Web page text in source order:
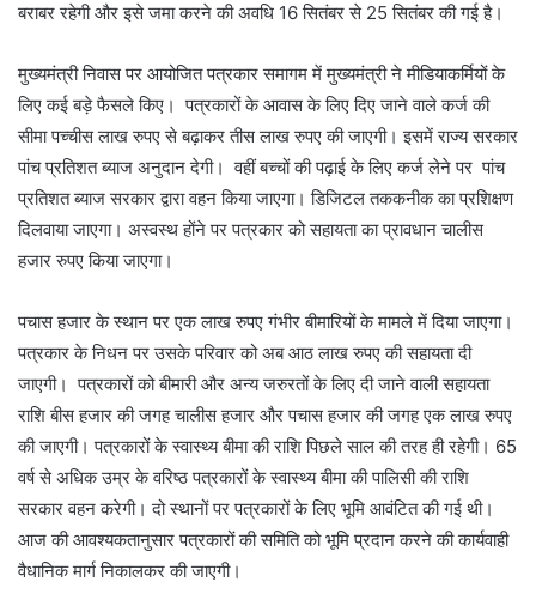
बराबर रहेगी और इसे जमा करने की अवधि 16 सितंबर से 25 सितंबर की गई है।
मुख्यमंत्री निवास पर आयोजित पत्रकार समागम में मुख्यमंत्री ने मीडियाकर्मियों के
लिए कई बड़े फैसले किए। पत्रकारों के आवास के लिए दिए जाने वाले कर्ज की
सीमा पच्चीस लाख रुपए से बढ़ाकर तीस लाख रुपए की जाएगी। इसमें राज्य सरकार
पांच प्रतिशत ब्याज अनुदान देगी। वहीं बच्चों की पढ़ाई के लिए कर्ज लेने पर पांच
प्रतिशत ब्याज सरकार द्वारा वहन किया जाएगा। डिजिटल तककनीक का प्रशिक्षण
दिलवाया जाएगा। अस्वस्थ होंने पर पत्रकार को सहायता का प्रावधान चालीस
हजार रुपए किया जाएगा।
पचास हजार के स्थान पर एक लाख रुपए गंभीर बीमारियों के मामले में दिया जाएगा।
पत्रकार के निधन पर उसके परिवार को अब आठ लाख रुपए की सहायता दी
जाएगी। पत्रकारों को बीमारी और अन्य जरुरतों के लिए दी जाने वाली सहायता
राशि बीस हजार की जगह चालीस हजार और पचास हजार की जगह एक लाख रुपए
की जाएगी। पत्रकारों के स्वास्थ्य बीमा की राशि पिछले साल की तरह ही रहेगी। 65
वर्ष से अधिक उम्र के वरिष्ठ पत्रकारों के स्वास्थ्य बीमा की पालिसी की राशि
सरकार वहन करेगी। दो स्थानों पर पत्रकारों के लिए भूमि आवंटित की गई थी।
आज की आवश्यकतानुसार पत्रकारों की समिति को भूमि प्रदान करने की कार्यवाही
वैधानिक मार्ग निकालकर की जाएगी।